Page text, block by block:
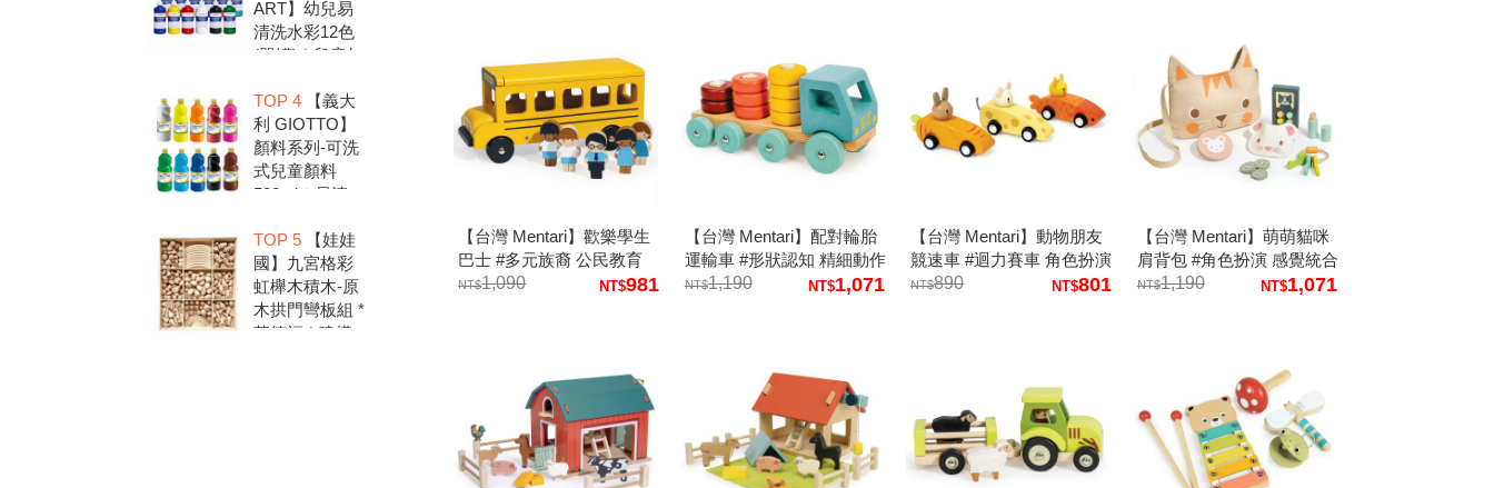
ART】幼兒易
清洗水彩12色
(單罐) * 兒童無
安全好放心，
彩繪DIY超有趣
TOP 4【義大
利 GIOTTO】
顏料系列-可洗
式兒童顏料
500ml＊易清
童美勞.親子部
落客推薦
TOP 5【娃娃
國】九宮格彩
虹櫸木積木-原
木拱門彎板組 *
華德福 * 建構
【台灣 Mentari】歡樂學生
巴士 #多元族裔 公民教育
1,090
981
【台灣 Mentari】配對輪胎
運輸車 #形狀認知 精細動作
手眼協調
1,190 1,071
【台灣 Mentari】動物朋友
競速車 #迴力賽車 角色扮演
競賽890 801
【台灣 Mentari】萌萌貓咪
肩背包 #角色扮演 感覺統合
1,190
1,071